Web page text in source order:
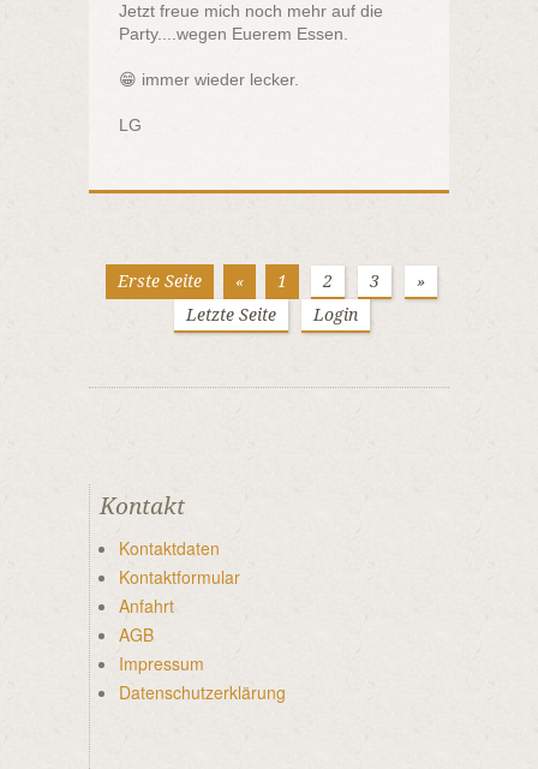
Jetzt freue mich noch mehr auf die
Party....wegen Euerem Essen.
😁 immer wieder lecker.
LG
Erste Seite « 1 2 3
»
Letzte Seite
Login
Kontakt
Kontaktdaten
Kontaktformular
Anfahrt
AGB
Impressum
Datenschutzerklärung